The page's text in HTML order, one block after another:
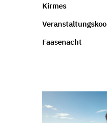
Kirmes
Faasenacht